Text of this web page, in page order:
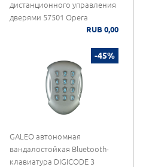
дистанционного управления
дверями 57501 Opera
RUB 0,00
-45%
GALEO автономная
вандалостойкая Bluetooth-
клавиатура DIGICODE 3